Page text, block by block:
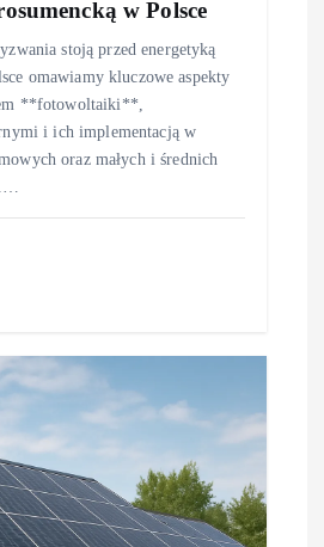
w Polsce
stoją przed energetyką
omawiamy kluczowe aspekty
**fotowoltaiki**,
i ich implementacją w
oraz małych i średnich